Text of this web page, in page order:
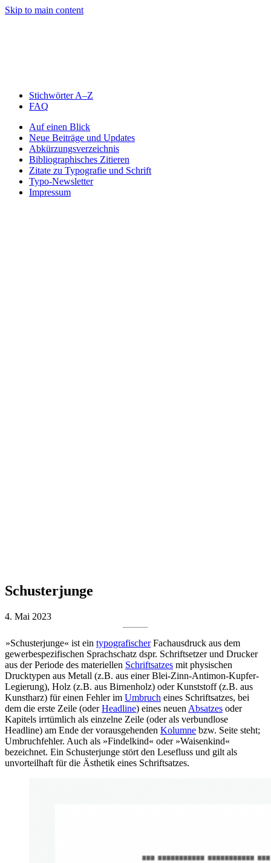
Skip to main content
Stichwörter A–Z
FAQ
Auf einen Blick
Neue Beiträge und Updates
Abkürzungsverzeichnis
Bibliographisches Zitieren
Zitate zu Typografie und Schrift
Typo-Newsletter
Impressum
Schusterjunge
4. Mai 2023
»Schusterjunge« ist ein typografischerFachausdruck aus dem
gewerbespezifischen Sprachschatz dspr. Schriftsetzer und Drucker
aus der Periode des materiellen Schriftsatzes mit physischen
Drucktypen aus Metall (z.B. aus einer Blei-Zinn-Antimon-Kupfer-
Legierung), Holz (z.B. aus Birnenholz) oder Kunststoff (z.B. aus
Kunstharz) für einen Fehler im Umbruch eines Schriftsatzes, bei
dem die erste Zeile (oderHeadline) eines neuen Absatzes oder
Kapitels irrtümlich als einzelne Zeile (oder als verbundlose
Headline) am Ende der vorausgehenden Kolumne bzw. Seite steht;
Umbruchfehler. Auch als »Findelkind« oder »Waisenkind«
bezeichnet. Ein Schusterjunge stört den Lesefluss und gilt als
unvorteilhaft für die Ästhetik eines Schriftsatzes.